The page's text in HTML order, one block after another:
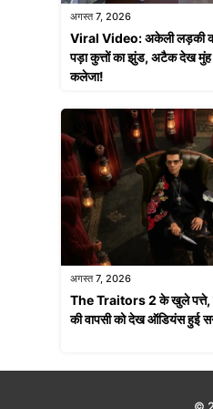
अगस्त 7, 2026
Viral Video: अकेली लड़की
पड़ा कुत्तों का झुंड, अटैक देख मुंह
कलेजा!
अगस्त 7, 2026
The Traitors 2 के खुले पत्ते,
की वापसी को देख ऑडियंस हुई